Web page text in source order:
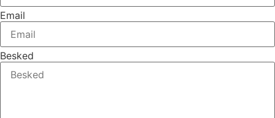
Email
Besked